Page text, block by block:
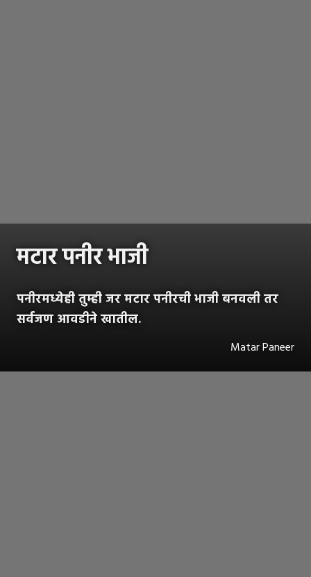
मटार पनीर भाजी
पनीरमध्येही तुम्ही जर मटार पनीरची भाजी बनवली तर
सर्वजण आवडीने खातील.
Matar Paneer